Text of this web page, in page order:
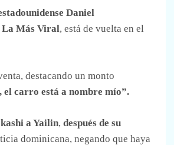
Daniel
Más Viral, está de vuelta en el
destacando un monto
el carro está a nombre mío”.
a Yailin, después de su
dominicana, negando que haya